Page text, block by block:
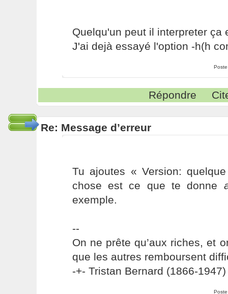
Quelqu'un peut il interpreter ça
J'ai dejà essayé l'option -h(h
Répondre
Re: Message d’erreur
Tu ajoutes « Version:
chose est ce que te donne
exemple.
--
On ne prête qu’aux riches, et
que les autres remboursent
-+- Tristan Bernard (1866-1947)